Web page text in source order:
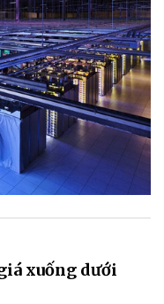
xuống dưới